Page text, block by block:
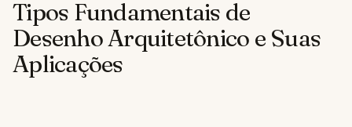
Tipos Fundamentais de
Desenho Arquitetônico e Suas
Aplicações